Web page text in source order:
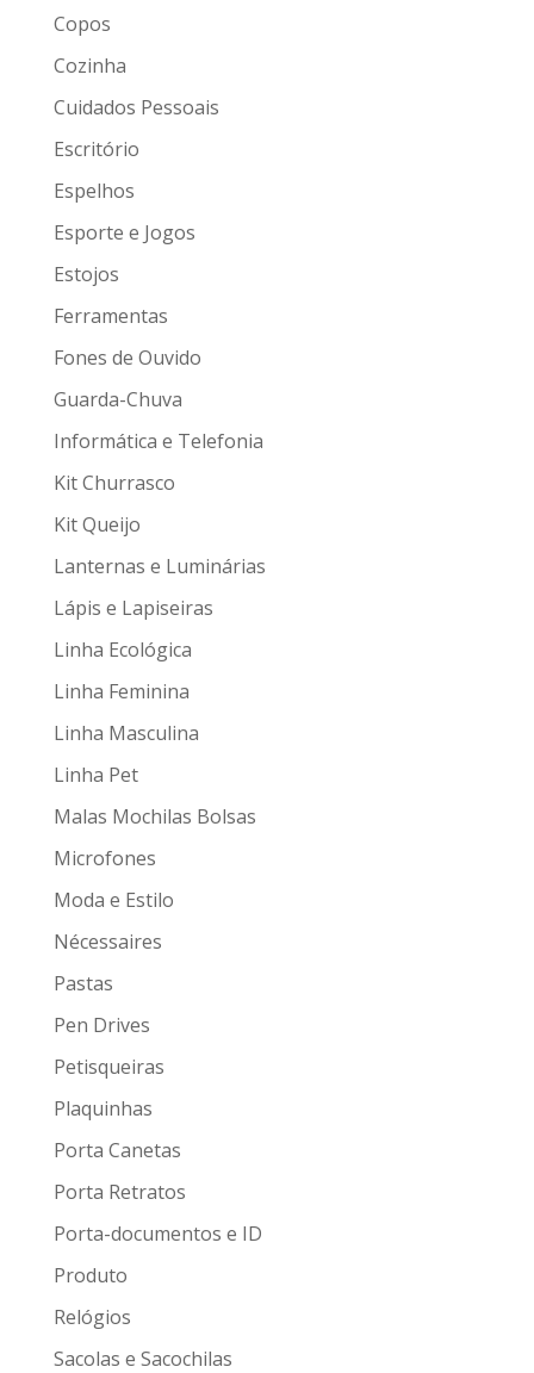
Copos
Cozinha
Cuidados Pessoais
Escritório
Espelhos
Esporte e Jogos
Estojos
Ferramentas
Fones de Ouvido
Guarda-Chuva
Informática e Telefonia
Kit Churrasco
Kit Queijo
Lanternas e Luminárias
Lápis e Lapiseiras
Linha Ecológica
Linha Feminina
Linha Masculina
Linha Pet
Malas Mochilas Bolsas
Microfones
Moda e Estilo
Nécessaires
Pastas
Pen Drives
Petisqueiras
Plaquinhas
Porta Canetas
Porta Retratos
Porta-documentos e ID
Produto
Relógios
Sacolas e Sacochilas